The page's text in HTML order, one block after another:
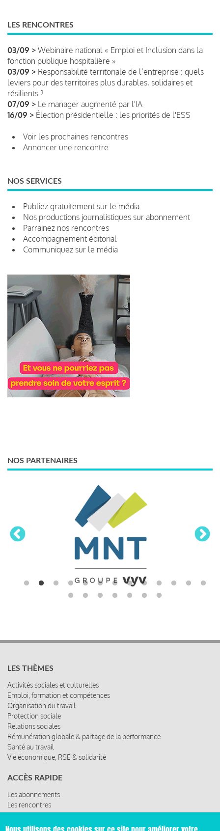
LES RENCONTRES
03/09 > Webinaire national « Emploi et Inclusion dans la
fonction publique hospitalière »
03/09 > Responsabilité territoriale de l’entreprise : quels
leviers pour des territoires plus durables, solidaires et
résilients ?
07/09 > Le manager augmenté par l'IA
16/09 > Élection présidentielle : les priorités de l'ESS
Voir les prochaines rencontres
Annoncer une rencontre
NOS SERVICES
Publiez gratuitement sur le média
Nos productions journalistiques sur abonnement
Parrainez nos rencontres
Accompagnement éditorial
Communiquez sur le média
NOS PARTENAIRES
LES THÈMES
Activités sociales et culturelles
Emploi, formation et compétences
Organisation du travail
Protection sociale
Relations sociales
Rémunération globale & partage de la performance
Santé au travail
Vie économique, RSE & solidarité
ACCÈS RAPIDE
Les abonnements
Les rencontres
Les ressources